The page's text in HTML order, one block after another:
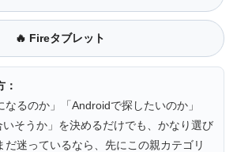
🔥 Fireタブレット
：
なるのか」「Androidで探したいのか」
いそうか」を決めるだけでも、かなり選び
だ迷っているなら、先にこの親カテゴリ